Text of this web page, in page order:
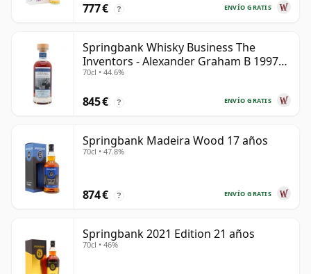
ENVÍO GRATIS
777 € ?
Springbank Whisky Business The
Inventors - Alexander Graham B 1997
28 años
70cl • 44.6%
ENVÍO GRATIS
845 € ?
Springbank Madeira Wood 17 años
70cl • 47.8%
ENVÍO GRATIS
874 € ?
Springbank 2021 Edition 21 años
70cl • 46%